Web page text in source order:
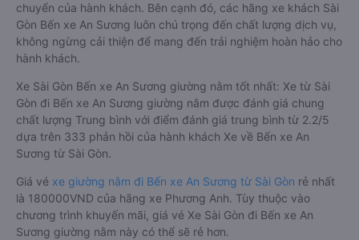
chuyển của hành khách. Bên cạnh đó, các hãng xe khách Sài
Gòn Bến xe An Sương luôn chú trọng đến chất lượng dịch vụ,
không ngừng cải thiện để mang đến trải nghiệm hoàn hảo cho
hành khách.
Xe Sài Gòn Bến xe An Sương giường nằm tốt nhất: Xe từ Sài
Gòn đi Bến xe An Sương giường nằm được đánh giá chung
chất lượng Trung bình với điểm đánh giá trung bình từ 2.2/5
dựa trên 333 phản hồi của hành khách Xe về Bến xe An
Sương từ Sài Gòn.
Giá vé xe giường nằm đi Bến xe An Sương từ Sài Gòn rẻ nhất
là 180000VND của hãng xe Phương Anh. Tùy thuộc vào
chương trình khuyến mãi, giá vé Xe Sài Gòn đi Bến xe An
Sương giường nằm này có thể sẽ rẻ hơn.